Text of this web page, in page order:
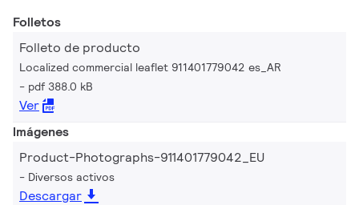
Folletos
Folleto de producto
Localized commercial leaflet 911401779042 es_AR
pdf 388.0 kB
Ver
Imágenes
Product-Photographs-911401779042_EU
Diversos activos
Descargar